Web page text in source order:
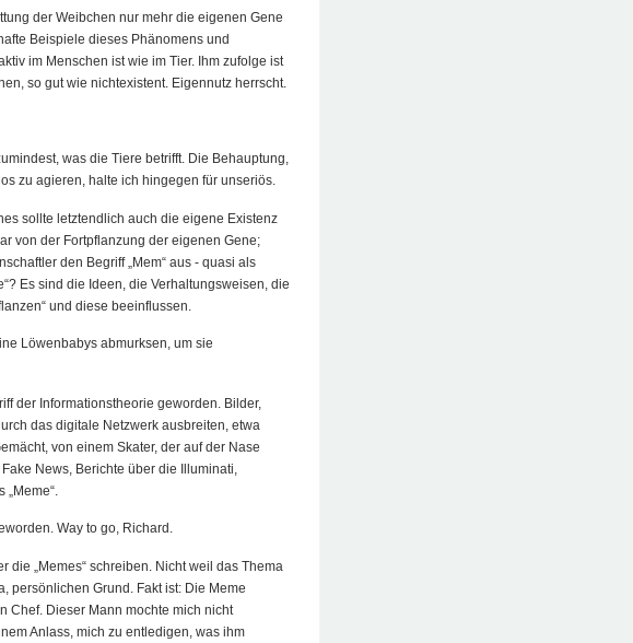
der Weibchen nur mehr die eigenen Gene
Beispiele dieses Phänomens und
im Menschen ist wie im Tier. Ihm zufolge ist
so gut wie nichtexistent. Eigennutz herrscht.
was die Tiere betrifft. Die Behauptung,
zu agieren, halte ich hingegen für unseriös.
sollte letztendlich auch die eigene Existenz
von der Fortpflanzung der eigenen Gene;
den Begriff „Mem“ aus - quasi als
Es sind die Ideen, die Verhaltungsweisen, die
und diese beeinflussen.
Löwenbabys abmurksen, um sie
der Informationstheorie geworden. Bilder,
das digitale Netzwerk ausbreiten, etwa
von einem Skater, der auf der Nase
News, Berichte über die Illuminati,
„Meme“.
Way to go, Richard.
die „Memes“ schreiben. Nicht weil das Thema
persönlichen Grund. Fakt ist: Die Meme
Chef. Dieser Mann mochte mich nicht
Anlass, mich zu entledigen, was ihm